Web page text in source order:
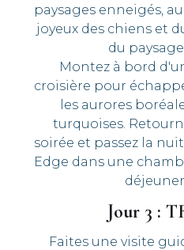
paysages enneigés,
joyeux des chiens et
du
Montez à bord
croisière pour
les aurores
turquoises.
soirée et passez la
Edge dans une
Jour 3 :
Faites une visite